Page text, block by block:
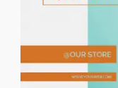
Colocations